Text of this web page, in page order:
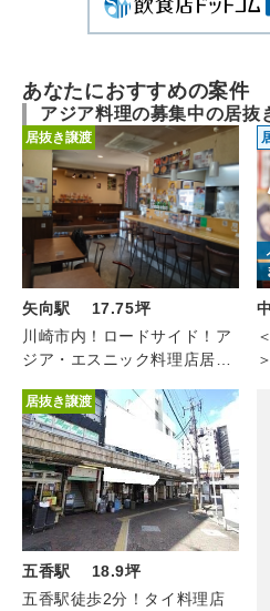
あなたにおすすめの案件
アジア料理の募集中の居抜
居抜き譲渡
矢向駅 17.75坪
川崎市内！ロードサイド！ア
ジア・エスニック料理店居抜
居抜き譲渡
五香駅 18.9坪
五香駅徒歩2分！タイ料理店